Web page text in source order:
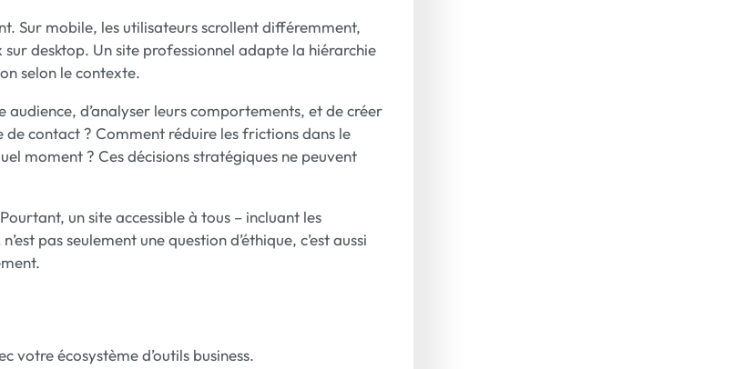
Sur mobile, les utilisateurs scrollent différemment,
desktop. Un site professionnel adapte la hiérarchie
selon le contexte.
audience, d’analyser leurs comportements, et de créer
contact ? Comment réduire les frictions dans le
moment ? Ces décisions stratégiques ne peuvent
un site accessible à tous – incluant les
n’est pas seulement une question d’éthique, c’est aussi
votre écosystème d’outils business.